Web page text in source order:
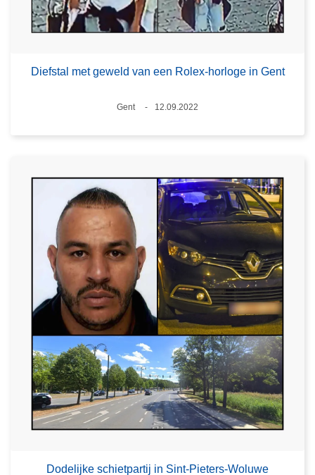
Diefstal met geweld van een Rolex-horloge in Gent
Plaats
Gent
12.09.2022
Dodelijke schietpartij in Sint-Pieters-Woluwe